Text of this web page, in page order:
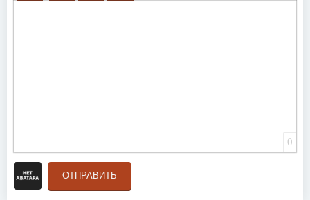
ВСТАВИТЬ СМАЙЛИК
ВСТАВКА СКРЫТОГО ТЕКСТА
ВСТАВКА ЦИТАТЫ
ВСТАВКА СПОЙЛЕРА
0
ОТПРАВИТЬ